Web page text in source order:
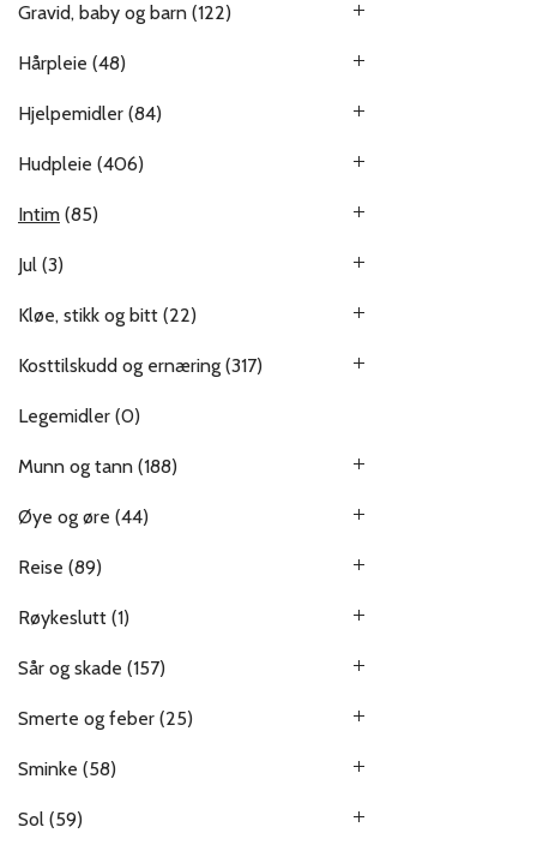
Gravid, baby og barn (122)
Hårpleie (48)
Hjelpemidler (84)
Hudpleie (406)
Intim (85)
Jul (3)
Kløe, stikk og bitt (22)
Kosttilskudd og ernæring (317)
Legemidler (0)
Munn og tann (188)
Øye og øre (44)
Reise (89)
Røykeslutt (1)
Sår og skade (157)
Smerte og feber (25)
Sminke (58)
Sol (59)